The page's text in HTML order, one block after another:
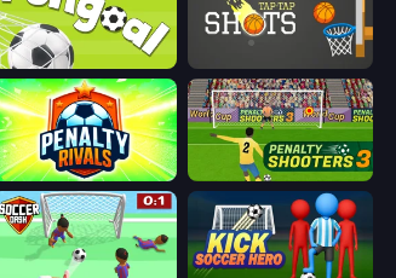
Pongoal
Penalty Rivals Penalty Shooters 3